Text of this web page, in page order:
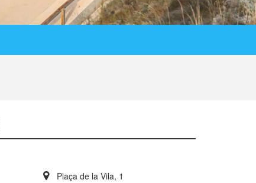
Plaça de la Vila, 1